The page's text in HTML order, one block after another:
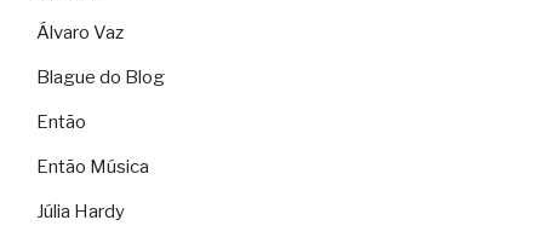
Álvaro Vaz
Blague do Blog
Então
Então Música
Júlia Hardy